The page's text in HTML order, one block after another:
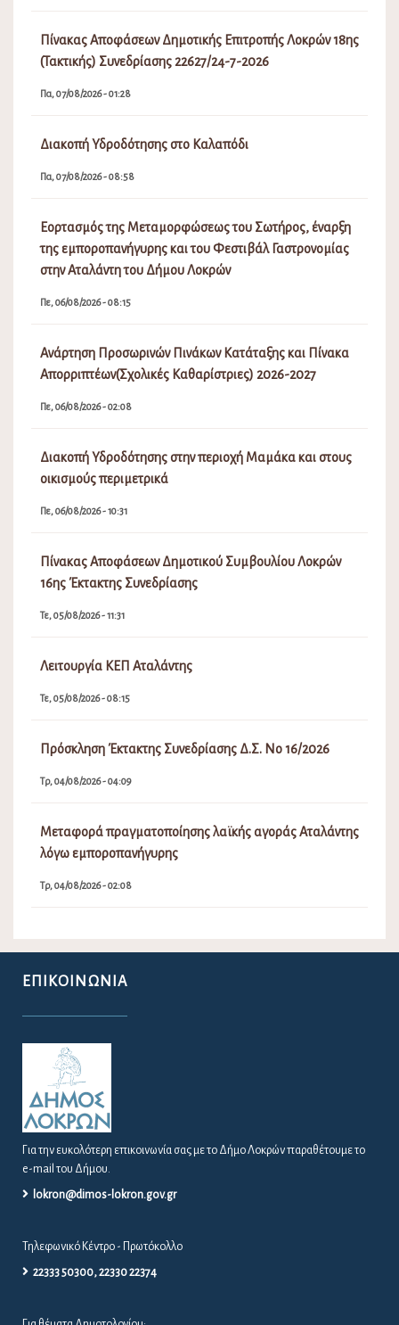
Πίνακας Αποφάσεων Δημοτικής Επιτροπής Λοκρών 18ης
(Τακτικής) Συνεδρίασης 22627/24-7-2026
Πα, 07/08/2026 - 01:28
Διακοπή Υδροδότησης στο Καλαπόδι
Πα, 07/08/2026 - 08:58
Εορτασμός της Μεταμορφώσεως του Σωτήρος, έναρξη
της εμποροπανήγυρης και του Φεστιβάλ Γαστρονομίας
στην Αταλάντη του Δήμου Λοκρών
Πε, 06/08/2026 - 08:15
Ανάρτηση Προσωρινών Πινάκων Κατάταξης και Πίνακα
Απορριπτέων(Σχολικές Καθαρίστριες) 2026-2027
Πε, 06/08/2026 - 02:08
Διακοπή Υδροδότησης στην περιοχή Μαμάκα και στους
οικισμούς περιμετρικά
Πε, 06/08/2026 - 10:31
Πίνακας Αποφάσεων Δημοτικού Συμβουλίου Λοκρών
16ης Έκτακτης Συνεδρίασης
Τε, 05/08/2026 - 11:31
Λειτουργία ΚΕΠ Αταλάντης
Τε, 05/08/2026 - 08:15
Πρόσκληση Έκτακτης Συνεδρίασης Δ.Σ. Νο 16/2026
Τρ, 04/08/2026 - 04:09
Μεταφορά πραγματοποίησης λαϊκής αγοράς Αταλάντης
λόγω εμποροπανήγυρης
Τρ, 04/08/2026 - 02:08
ΕΠΙΚΟΙΝΩΝΊΑ
Για την ευκολότερη επικοινωνία σας με το Δήμο Λοκρών παραθέτουμε το
e-mail του Δήμου.
lokron@dimos-lokron.gov.gr
Τηλεφωνικό Κέντρο - Πρωτόκολλο
22333 50300, 22330 22374